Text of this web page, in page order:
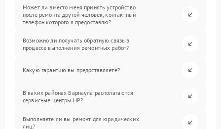
Может ли вместо меня принять устройство
после ремонта другой человек, контактный
телефон которого я предоставлю?
Возможно ли получать обратную связь в
процессе выполнения ремонтных работ?
Какую гарантию вы предоставляете?
В каких районах Барнаула располагаются
сервисные центры HP?
Выполняете ли вы ремонт для юридических
лиц?